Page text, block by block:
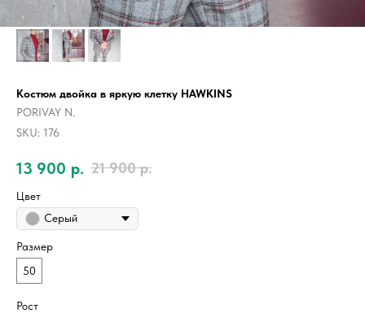
Костюм двойка в яркую клетку HAWKINS
PORIVAY N.
SKU: 176
13 900 р. 21 900 р.
Цвет
Серый
Размер
50
Рост